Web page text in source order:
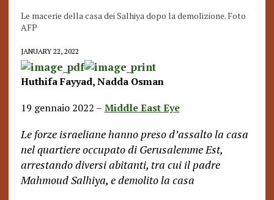
Le macerie della casa dei Salhiya dopo la demolizione. Foto
AFP
JANUARY 22, 2022
Huthifa Fayyad, Nadda Osman
19 gennaio 2022 – Middle East Eye
Le forze israeliane hanno preso d’assalto la casa
nel quartiere occupato di Gerusalemme Est,
arrestando diversi abitanti, tra cui il padre
Mahmoud Salhiya, e demolito la casa